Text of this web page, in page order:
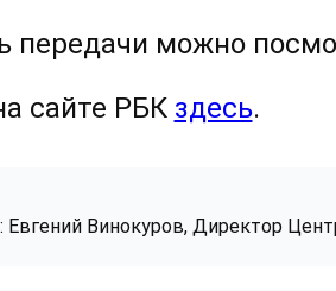
передачи можно
сайте РБК здесь.
Евгений Винокуров, Директор